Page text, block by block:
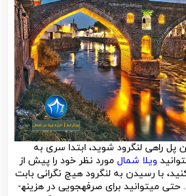
پل راهی لنگرود شوید، ابتدا سری به
ویلا شمال مورد نظر خود را پیش از
با رسیدن به لنگرود هیچ نگرانی بابت
می­توانید برای صرفه­جویی در هزینه­